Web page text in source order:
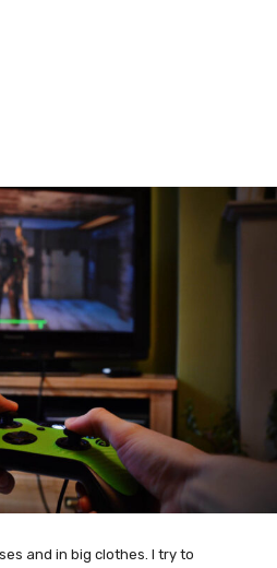
and in big clothes. I try to